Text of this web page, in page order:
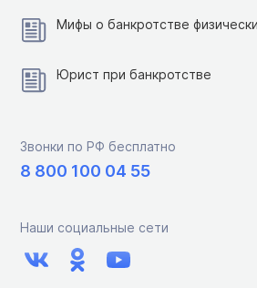
Мифы о банкротстве
Юрист при банкротстве
Звонки по РФ бесплатно
8 800 100 04 55
Наши социальные сети